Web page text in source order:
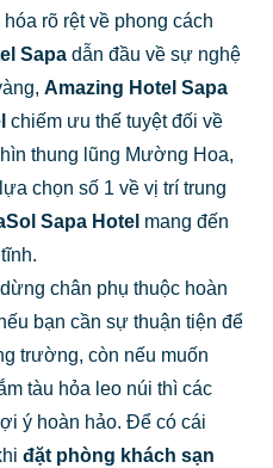
rõ rệt về phong cách
Sapadẫn đầu về sự nghệ
Amazing Hotel Sapa
chiếm ưu thế tuyệt đối về
thung lũng Mường Hoa,
chọn số 1 về vị trí trung
Sapa Hotel mang đến
chân phụ thuộc hoàn
bạn cần sự thuận tiện để
trường, còn nếu muốn
tàu hỏa leo núi thì các
ý hoàn hảo. Để có cái
đặt phòng khách sạn